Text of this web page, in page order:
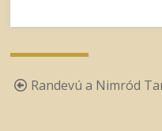
PostRandevú a Nimród